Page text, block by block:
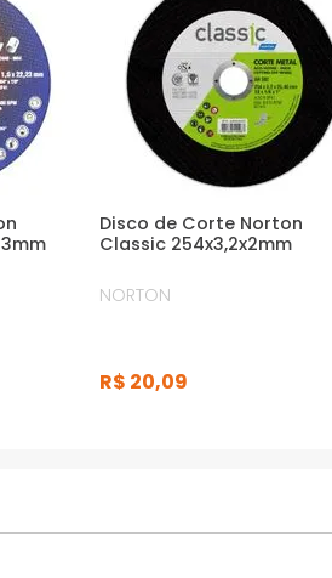
Disco de Corte Norton
Classic 254x3,2x2mm
NORTON
R$ 20,09